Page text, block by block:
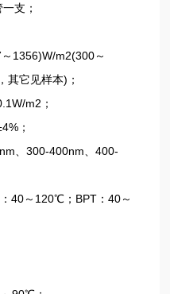
支；
1356)W/m2(300～
其它见样本)；
m2；
；
、300-400nm、400-
40～120℃；BPT：40～